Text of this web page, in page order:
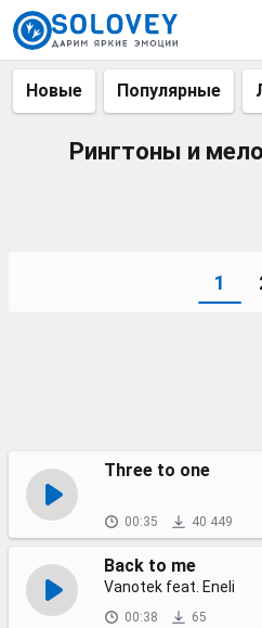
Новые Популярные
Рингтоны и
1
Three to one
00:35 40 449
Back to me
Vanotek feat. Eneli
00:38 65